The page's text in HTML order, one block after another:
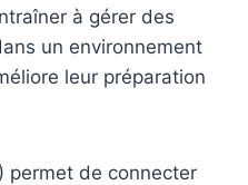
à gérer des
un environnement
leur préparation
permet de connecter